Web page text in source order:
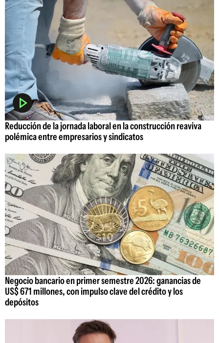
Reducción de la jornada laboral en la construcción reaviva
polémica entre empresarios y sindicatos
Negocio bancario en primer semestre 2026: ganancias de
US$ 671 millones, con impulso clave del crédito y los
depósitos